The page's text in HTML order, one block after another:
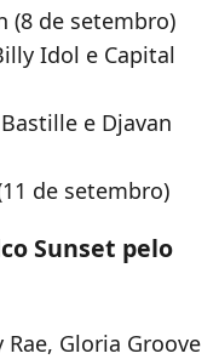
(8 de setembro)
Idol e Capital
e Djavan
de setembro)
Sunset pelo
Rae, Gloria Groove